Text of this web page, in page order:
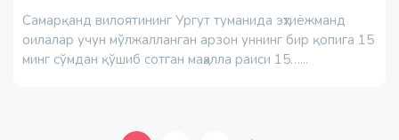
Самарқанд вилоятининг Ургут туманида эҳтиёжманд
оилалар учун мўлжалланган арзон уннинг бир қопига 15
минг сўмдан қўшиб сотган маҳалла раиси 15…...